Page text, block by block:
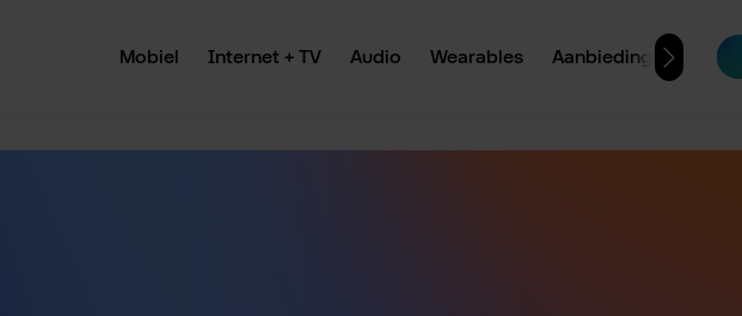
Mobiel
Internet + TV Audio Wearables Aanbiedingen